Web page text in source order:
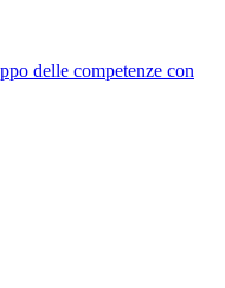
delle competenze con